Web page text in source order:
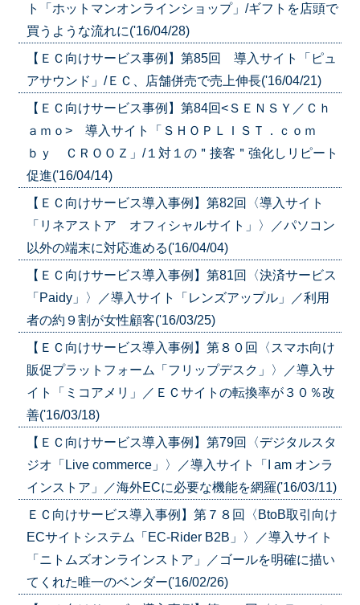
ト「ホットマンオンラインショップ」/ギフトを店頭で
買うような流れに('16/04/28)
【ＥＣ向けサービス事例】第85回
導入サイト「ピュ
アサウンド」/ＥＣ、店舗併売で売上伸長('16/04/21)
【ＥＣ向けサービス事例】第84回<ＳＥＮＳＹ／Ｃｈ
ａｍｏ> 導入サイト「ＳＨＯＰＬＩＳＴ．ｃｏｍ
ｂｙ ＣＲＯＯＺ」/１対１の＂接客＂強化しリピート
促進('16/04/14)
【ＥＣ向けサービス導入事例】第82回〈導入サイト
「リネアストア オフィシャルサイト」〉／パソコン
以外の端末に対応進める('16/04/04)
【ＥＣ向けサービス導入事例】第81回〈決済サービス
「Paidy」〉／導入サイト「レンズアップル」／利用
者の約９割が女性顧客('16/03/25)
【ＥＣ向けサービス導入事例】第８０回〈スマホ向け
販促プラットフォーム「フリップデスク」〉／導入サ
イト「ミコアメリ」／ＥＣサイトの転換率が３０％改
善('16/03/18)
【ＥＣ向けサービス導入事例】第79回〈デジタルスタ
ジオ「Live commerce」〉／導入サイト「I am オンラ
インストア」／海外ECに必要な機能を網羅('16/03/11)
ＥＣ向けサービス導入事例】第７８回〈BtoB取引向け
ECサイトシステム「EC-Rider B2B」〉／導入サイト
「ニトムズオンラインストア」／ゴールを明確に描い
てくれた唯一のベンダー('16/02/26)